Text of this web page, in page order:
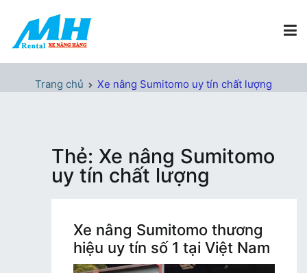
nội
Xe Nâng Hàng MH Rental
Trang chủ Xe nâng Sumitomo uy tín chất lượng
Thẻ: Xe nâng Sumitomo
uy tín chất lượng
Xe nâng Sumitomo thương
hiệu uy tín số 1 tại Việt Nam